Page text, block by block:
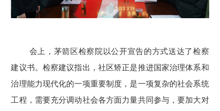
会上，茅箭区检察院以公开宣告的方式送达了检察
建议书。检察建议指出，社区矫正是推进国家治理体系和
治理能力现代化的一项重要制度，是一项复杂的社会系统
工程，需要充分调动社会各方面力量共同参与，要加大对